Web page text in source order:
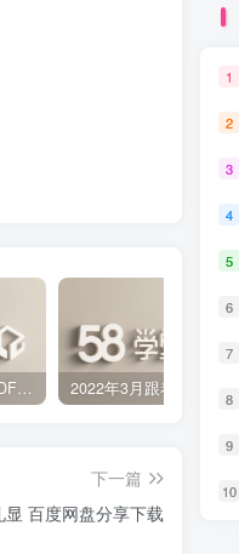
小学五三天天练PDF（压缩打包）百度网盘分享下载
下一篇
百度网盘分享下载
1
2
3
4
5
6
7
8
9
10